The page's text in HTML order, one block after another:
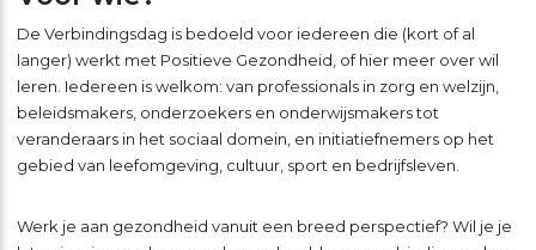
De Verbindingsdag is bedoeld voor iedereen die (kort of al
langer) werkt met Positieve Gezondheid, of hier meer over wil
leren. Iedereen is welkom: van professionals in zorg en welzijn,
beleidsmakers, onderzoekers en onderwijsmakers tot
veranderaars in het sociaal domein, en initiatiefnemers op het
gebied van leefomgeving, cultuur, sport en bedrijfsleven.
Werk je aan gezondheid vanuit een breed perspectief? Wil je je